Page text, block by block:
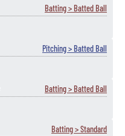
Batting > Batted Ball
Pitching > Batted Ball
Batting > Batted Ball
Batting > Standard